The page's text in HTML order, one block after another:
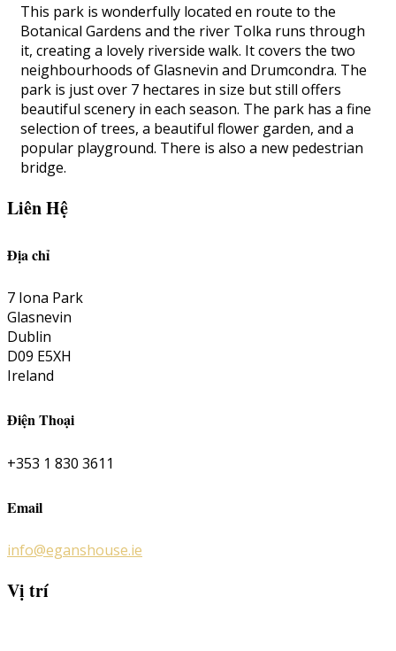
This park is wonderfully located en route to the
Botanical Gardens and the river Tolka runs through
it, creating a lovely riverside walk. It covers the two
neighbourhoods of Glasnevin and Drumcondra. The
park is just over 7 hectares in size but still offers
beautiful scenery in each season. The park has a fine
selection of trees, a beautiful flower garden, and a
popular playground. There is also a new pedestrian
bridge.
Liên Hệ
Địa chỉ
7 Iona Park
Glasnevin
Dublin
D09 E5XH
Ireland
Điện Thoại
+353 1 830 3611
Email
info@eganshouse.ie
Vị trí